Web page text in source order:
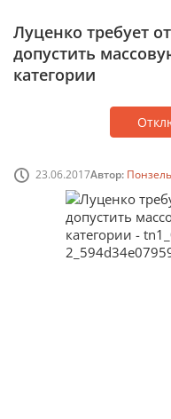
Луценко требует
допустить
категории
23.06.2017Автор: